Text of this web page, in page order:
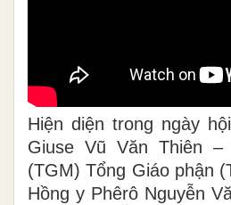
Hiện diện trong ngày
Giuse Vũ Văn Thiên –
(TGM) Tổng Giáo phận
Hồng y Phêrô Nguyễn